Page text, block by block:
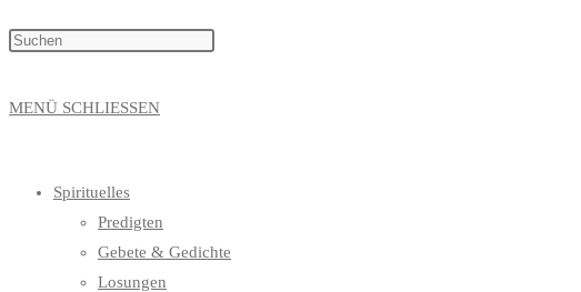
MENÜ SCHLIESSEN
Spirituelles
Predigten
Gebete & Gedichte
Losungen